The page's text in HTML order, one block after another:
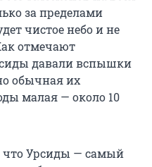
за пределами
чистое небо и не
отмечают
давали вспышки
обычная их
малая — около 10
что Урсиды — самый